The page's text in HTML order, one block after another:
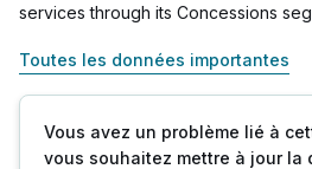
services through its Concessions
Toutes les données importantes
Vous avez un problème lié à
vous souhaitez mettre à jour la